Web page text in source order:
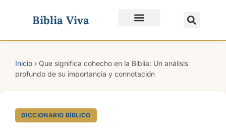
Biblia Viva
Inicio › Que significa cohecho en la Biblia: Un análisis
profundo de su importancia y connotación
DICCIONARIO BÍBLICO